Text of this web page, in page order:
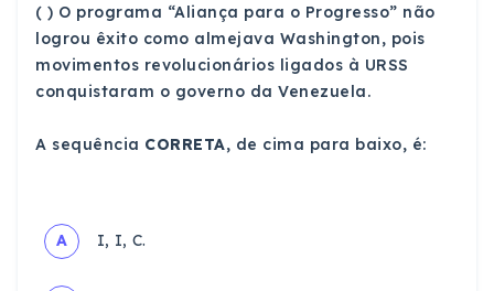
( ) O programa “Aliança para o Progresso” não
logrou êxito como almejava Washington, pois
movimentos revolucionários ligados à URSS
conquistaram o governo da Venezuela.
A sequência CORRETA, de cima para baixo, é:
A I, I, C.